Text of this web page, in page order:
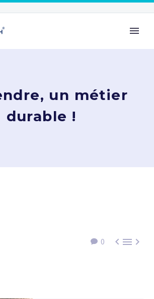
un métier
durable !
0 